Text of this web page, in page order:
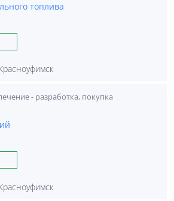
топлива
- разработка, покупка